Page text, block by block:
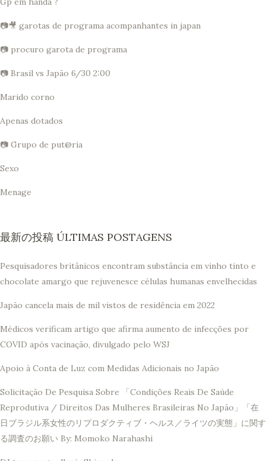
📷🎥 garotas de programa acompanhantes in japan
📷 procuro garota de programa
📷 Brasil vs Japão 6/30 2:00
Marido corno
Apenas dotados
📷 Grupo de put@ria
Sexo
Menage
最新の投稿 ÚLTIMAS POSTAGENS
Pesquisadores britânicos encontram substância em vinho tinto e
chocolate amargo que rejuvenesce células humanas envelhecidas
Japão cancela mais de mil vistos de residência em 2022
Médicos verificam artigo que afirma aumento de infecções por
COVID após vacinação, divulgado pelo WSJ
Apoio à Conta de Luz com Medidas Adicionais no Japão
Solicitação De Pesquisa Sobre 「Condições Reais De Saúde
Reprodutiva / Direitos Das Mulheres Brasileiras No Japão」「在
日ブラジル系女性のリプロダクティブ・ヘルス／ライツの実態」に関す
る調査のお願い By: Momoko Narahashi